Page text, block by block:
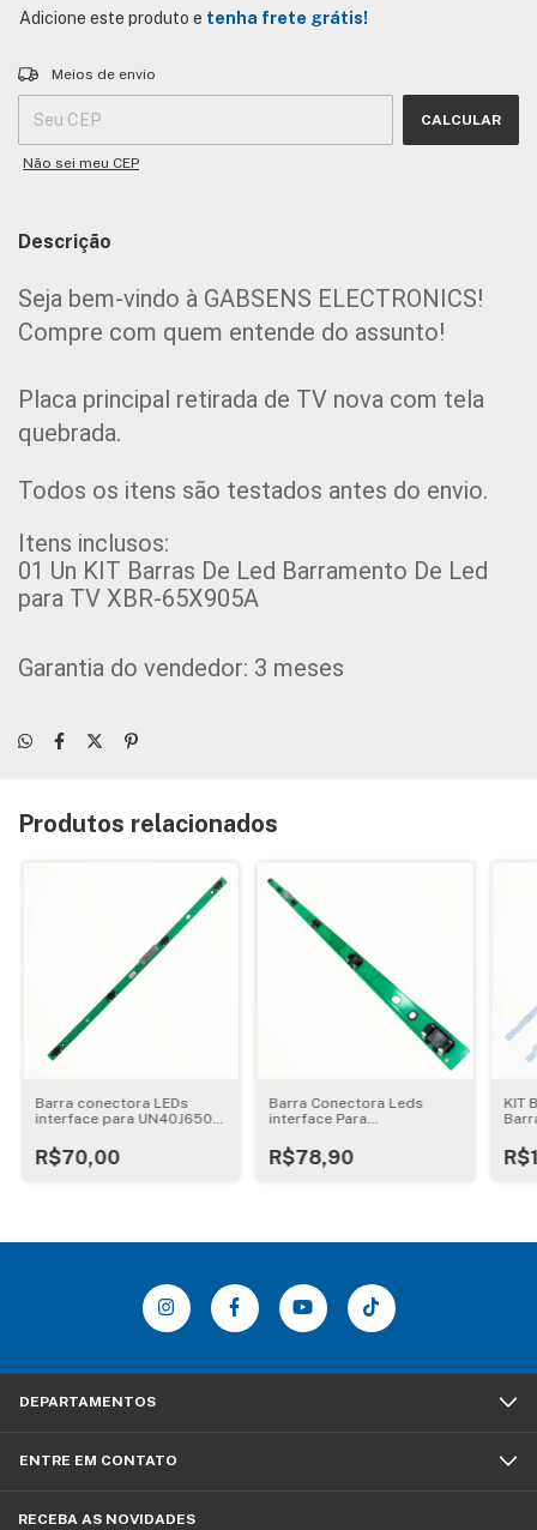
Adicione este produto e tenha frete grátis!
Entregas para o CEP:
Meios de envio
CALCULAR
Não sei meu CEP
Descrição
Seja bem-vindo à GABSENS ELECTRONICS!
Compre com quem entende do assunto!
Placa principal retirada de TV nova com tela
quebrada.
Todos os itens são testados antes do envio.
Itens inclusos:
01 Un KIT Barras De Led Barramento De Led
para TV XBR-65X905A
Garantia do vendedor: 3 meses
Produtos relacionados
Barra conectora LEDs
interface para UN40J6500
R$70,00
Barra Conectora Leds
interface Para
R$78,90
KIT
DEPARTAMENTOS
ENTRE EM CONTATO
RECEBA AS NOVIDADES